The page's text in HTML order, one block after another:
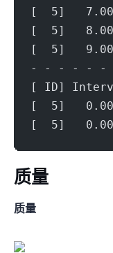
[  5]
[  5]
[  5]
- - - - - -
[ ID]
[  5]
[  5]
ip质量
IPV4质量